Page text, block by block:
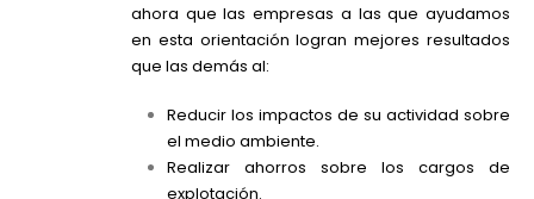
ahora que las empresas a las que ayudamos
en esta orientación logran mejores resultados
que las demás al:
Reducir los impactos de su actividad sobre
el medio ambiente.
Realizar ahorros sobre los cargos de
explotación.